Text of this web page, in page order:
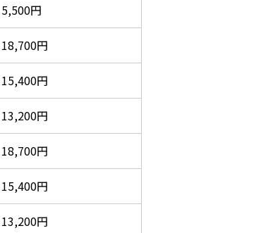
5,500円
18,700円
15,400円
13,200円
18,700円
15,400円
13,200円